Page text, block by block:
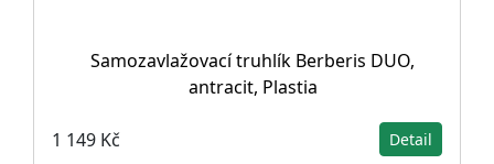
Samozavlažovací truhlík Berberis DUO,
antracit, Plastia
1 149 Kč Detail